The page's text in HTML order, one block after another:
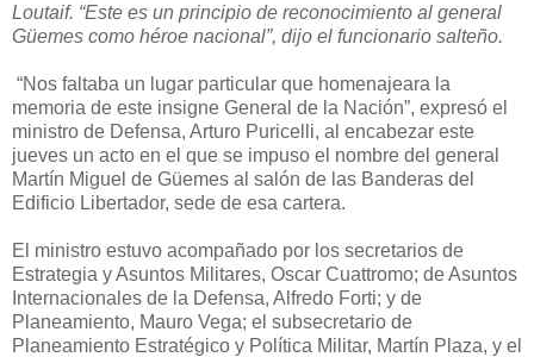
Loutaif. “Este es un principio de reconocimiento al general
Güemes como héroe nacional”, dijo el funcionario salteño.
“Nos faltaba un lugar particular que homenajeara la
memoria de este insigne General de la Nación”, expresó el
ministro de Defensa, Arturo Puricelli, al encabezar este
jueves un acto en el que se impuso el nombre del general
Martín Miguel de Güemes al salón de las Banderas del
Edificio Libertador, sede de esa cartera.
El ministro estuvo acompañado por los secretarios de
Estrategia y Asuntos Militares, Oscar Cuattromo; de Asuntos
Internacionales de la Defensa, Alfredo Forti; y de
Planeamiento, Mauro Vega; el subsecretario de
Planeamiento Estratégico y Política Militar, Martín Plaza, y el